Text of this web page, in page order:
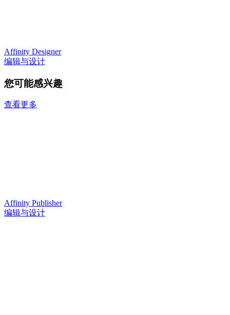
Affinity Designer
编辑与设计
您可能感兴趣
查看更多
Affinity Publisher
编辑与设计